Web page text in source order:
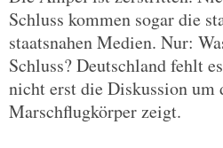
Schluss kommen sogar die
staatsnahen Medien. Nur:
Schluss? Deutschland fehlt
nicht erst die Diskussion um
Marschflugkörper zeigt.